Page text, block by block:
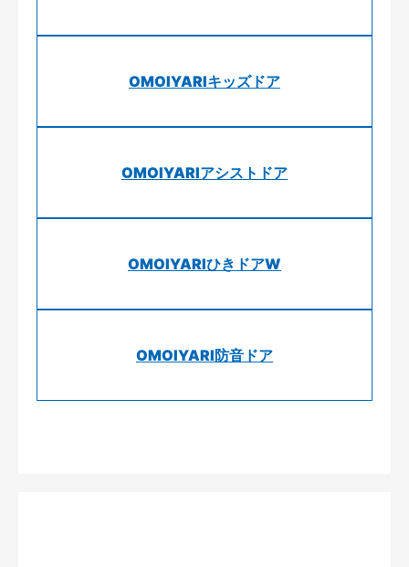
OMOIYARIキッズドア
OMOIYARIアシストドア
OMOIYARIひきドアW
OMOIYARI防音ドア